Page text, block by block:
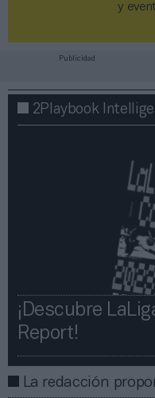
y
Publicidad
2Playbook
¡Descubre
Report!​​
La redacción